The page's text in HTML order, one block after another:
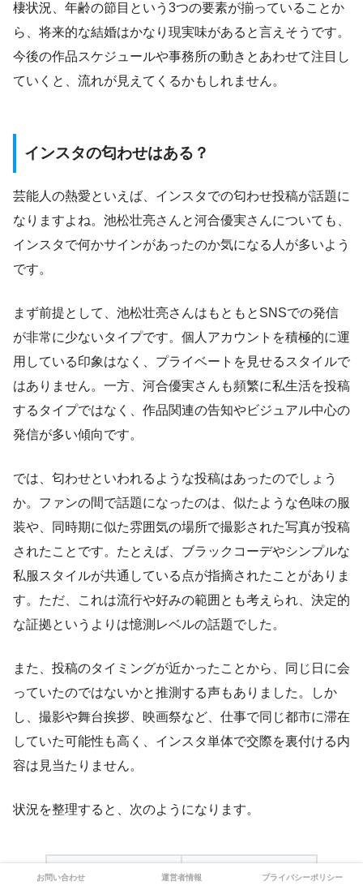
棲状況、年齢の節目という3つの要素が揃っていることか
ら、将来的な結婚はかなり現実味があると言えそうです。
今後の作品スケジュールや事務所の動きとあわせて注目し
ていくと、流れが見えてくるかもしれません。
インスタの匂わせはある？
芸能人の熱愛といえば、インスタでの匂わせ投稿が話題に
なりますよね。池松壮亮さんと河合優実さんについても、
インスタで何かサインがあったのか気になる人が多いよう
です。
まず前提として、池松壮亮さんはもともとSNSでの発信
が非常に少ないタイプです。個人アカウントを積極的に運
用している印象はなく、プライベートを見せるスタイルで
はありません。一方、河合優実さんも頻繁に私生活を投稿
するタイプではなく、作品関連の告知やビジュアル中心の
発信が多い傾向です。
では、匂わせといわれるような投稿はあったのでしょう
か。ファンの間で話題になったのは、似たような色味の服
装や、同時期に似た雰囲気の場所で撮影された写真が投稿
されたことです。たとえば、ブラックコーデやシンプルな
私服スタイルが共通している点が指摘されたことがありま
す。ただ、これは流行や好みの範囲とも考えられ、決定的
な証拠というよりは憶測レベルの話題でした。
また、投稿のタイミングが近かったことから、同じ日に会
っていたのではないかと推測する声もありました。しか
し、撮影や舞台挨拶、映画祭など、仕事で同じ都市に滞在
していた可能性も高く、インスタ単体で交際を裏付ける内
容は見当たりません。
状況を整理すると、次のようになります。
お問い合わせ 運営者情報 プライバシーポリシー